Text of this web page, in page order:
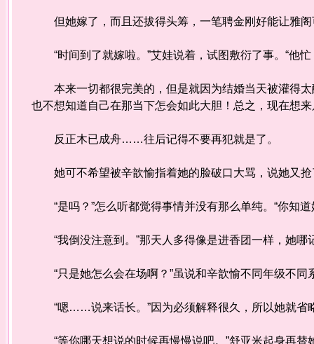
但她嫁了，而且还拔得头筹，一笔聘金刚好能让雅阁
“时间到了就嫁啦。”艾娃说着，试图敷衍了事。“他
本来一切都很完美的，但是就因为结婚当天被灌得
也不想知道自己在那当下怎会如此大胆！总之，现在想
反正木已成舟……往后记得不要再犯就是了。
她可不希望被辛歆愉指着她的脸破口大骂，说她又抢
“是吗？”怎么听都觉得事情并没有那么单纯。“你知道
“我倒没注意到。”那天人多得像是进香团一样，她哪
“只是她怎么会在场啊？”虽说和辛歆愉不同年级不同
“嗯……说来话长。”因为必须解释很久，所以她就省
“等你哪天想说的时候再慢慢说吧。”舒亚米起身再替